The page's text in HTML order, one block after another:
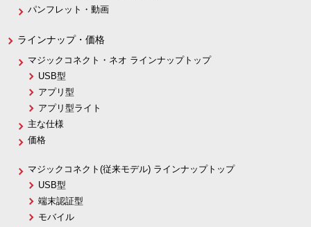
パンフレット・動画
ラインナップ・価格
マジックコネクト・ネオ ラインナップトップ
USB型
アプリ型
アプリ型ライト
主な仕様
価格
マジックコネクト(従来モデル) ラインナップトップ
USB型
端末認証型
モバイル